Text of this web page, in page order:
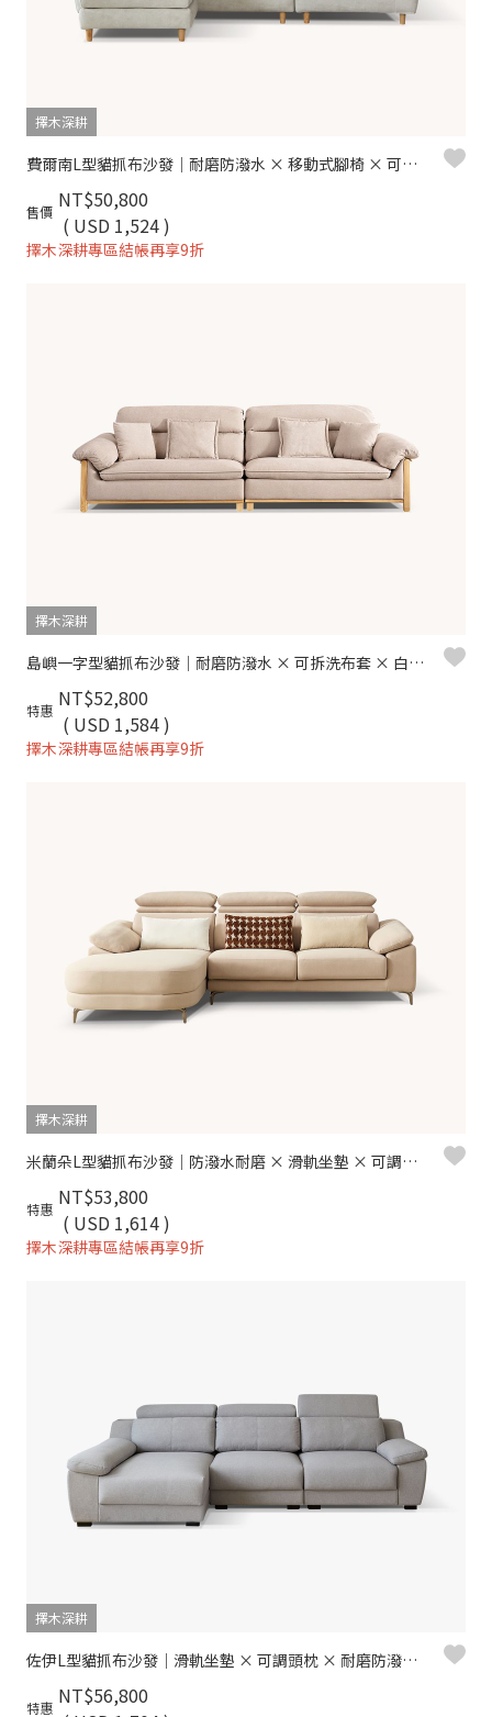
擇木深耕
費爾南L型貓抓布沙發｜耐磨防潑水 × 移動式腳椅 × 可拆洗布套 – 擇木深耕
售價 NT$50,800
( USD 1,524 )
擇木深耕專區結帳再享9折
擇木深耕
島嶼一字型貓抓布沙發｜耐磨防潑水 × 可拆洗布套 × 白蠟木扶手 – 擇木深耕
特惠 NT$52,800
( USD 1,584 )
擇木深耕專區結帳再享9折
擇木深耕
米蘭朵L型貓抓布沙發｜防潑水耐磨 × 滑軌坐墊 × 可調頭枕 –擇木深耕
特惠 NT$53,800
( USD 1,614 )
擇木深耕專區結帳再享9折
擇木深耕
佐伊L型貓抓布沙發｜滑軌坐墊 × 可調頭枕 × 耐磨防潑水 × 左右型–擇木深耕
特惠 NT$56,800